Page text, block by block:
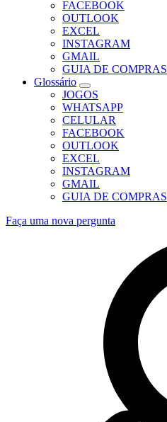
FACEBOOK
OUTLOOK
EXCEL
INSTAGRAM
GMAIL
GUIA DE COMPRAS
Glossário
JOGOS
WHATSAPP
CELULAR
FACEBOOK
OUTLOOK
EXCEL
INSTAGRAM
GMAIL
GUIA DE COMPRAS
Faça uma nova pergunta